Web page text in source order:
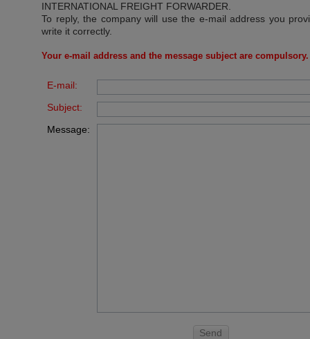
INTERNATIONAL FREIGHT FORWARDER
To reply, the company will use the e-mail address you
write it correctly.
Your e-mail address and the message subject are compulsory.
E-mail:
Subject:
Message:
Send